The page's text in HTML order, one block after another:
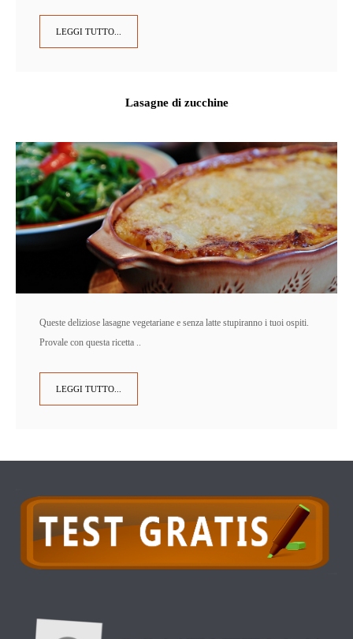
LEGGI TUTTO...
Lasagne di zucchine
Queste deliziose lasagne vegetariane e senza latte stupiranno i tuoi ospiti.
Provale con questa ricetta ..
LEGGI TUTTO...